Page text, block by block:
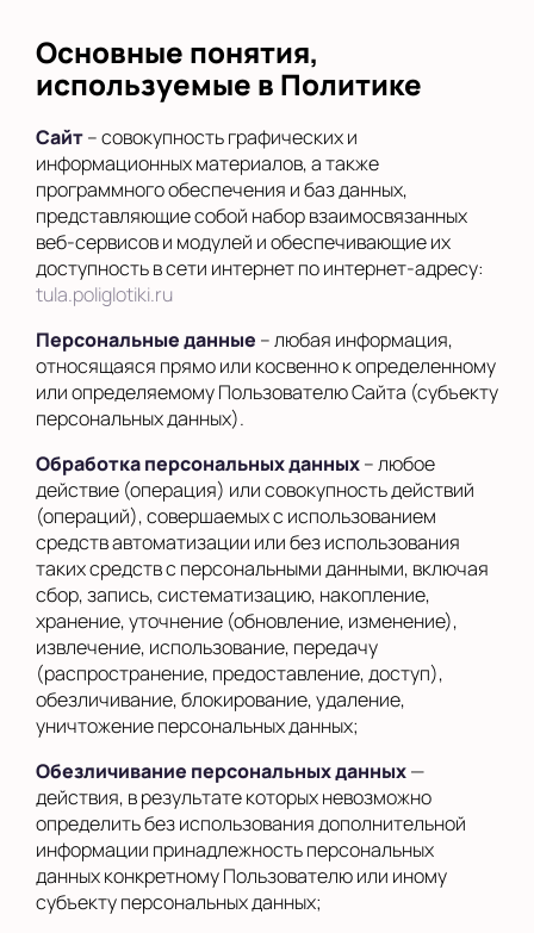
Основные понятия,
используемые в Политике
Сайт– совокупность графических и
информационных материалов, а также
программного обеспечения и баз данных,
представляющие собой набор взаимосвязанных
веб-сервисов и модулей и обеспечивающие их
доступность в сети интернет по интернет-адресу:
tula.poliglotiki.ru
Персональные данные – любая информация,
относящаяся прямо или косвенно к определенному
или определяемому Пользователю Сайта (субъекту
персональных данных).
Обработка персональных данных– любое
действие (операция) или совокупность действий
(операций), совершаемых с использованием
средств автоматизации или без использования
таких средств с персональными данными, включая
сбор, запись, систематизацию, накопление,
хранение, уточнение (обновление, изменение),
извлечение, использование, передачу
(распространение, предоставление, доступ),
обезличивание, блокирование, удаление,
уничтожение персональных данных;
Обезличивание персональных данных—
действия, в результате которых невозможно
определить без использования дополнительной
информации принадлежность персональных
данных конкретному Пользователю или иному
субъекту персональных данных;